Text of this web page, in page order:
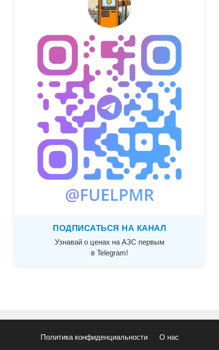
ПОДПИСАТЬСЯ НА КАНАЛ
Узнавай о ценах на АЗС первым
в Telegram!
Политика конфиденциальности О нас